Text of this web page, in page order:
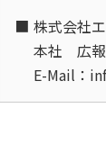
株式会社
本社 広報
E-Mail：